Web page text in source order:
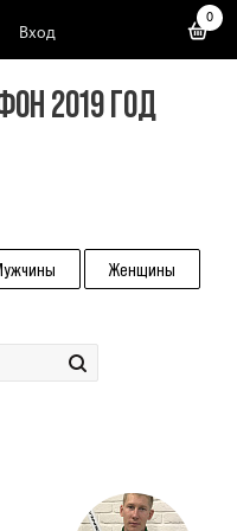
Вход
0
2019 ГОД
Женщины